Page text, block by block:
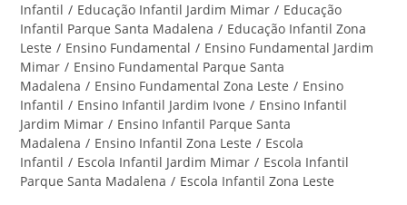
Infantil / Educação Infantil Jardim Mimar / Educação
Infantil Parque Santa Madalena / Educação Infantil Zona
Leste / Ensino Fundamental / Ensino Fundamental Jardim
Mimar / Ensino Fundamental Parque Santa
Madalena / Ensino Fundamental Zona Leste / Ensino
Infantil / Ensino Infantil Jardim Ivone / Ensino Infantil
Jardim Mimar / Ensino Infantil Parque Santa
Madalena / Ensino Infantil Zona Leste / Escola
Infantil / Escola Infantil Jardim Mimar / Escola Infantil
Parque Santa Madalena / Escola Infantil Zona Leste